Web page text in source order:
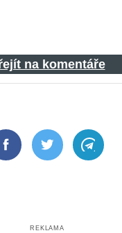
na komentáře
FacebookTwitter
REKLAMA